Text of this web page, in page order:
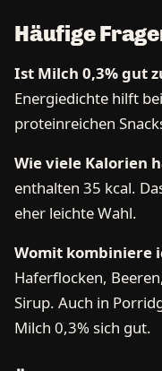
Häufige
Ist Milch 0,3% gut
Energiedichte hilft
proteinreichen
Wie viele Kalorien
enthalten 35 kcal.
eher leichte Wahl.
Womit kombiniere
Haferflocken,
Sirup. Auch in
Milch 0,3% sich gut.